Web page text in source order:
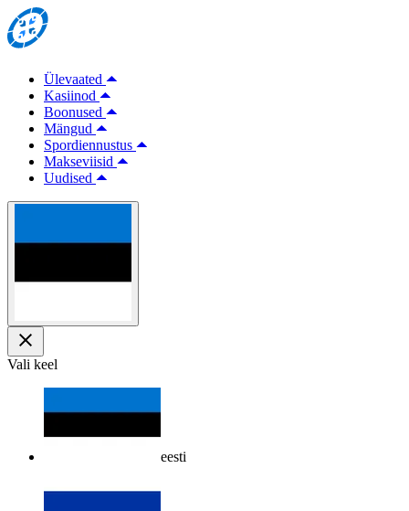
Ülevaated
Kasiinod
Boonused
Mängud
Spordiennustus
Makseviisid
Uudised
Vali keel
eesti